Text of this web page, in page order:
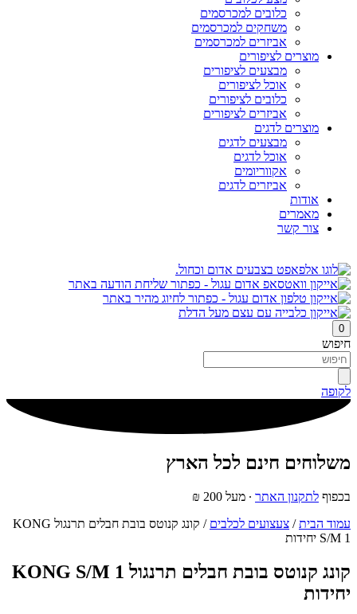
כלובים למכרסמים
משחקים למכרסמים
אביזרים למכרסמים
מוצרים לציפורים
מבצעים לציפורים
אוכל לציפורים
כלובים לציפורים
אביזרים לציפורים
מוצרים לדגים
מבצעים לדגים
אוכל לדגים
אקווריומים
אביזרים לדגים
אודות
מאמרים
צור קשר
0
חיפוש
לקופה
משלוחים חינם לכל הארץ
בכפוף לתקנון האתר ∙ מעל 200 ₪
עמוד הבית/ צעצועים לכלבים
/ קונג קנוטס בובת חבלים תרנגול KONG
S/M 1 יחידות
קונג קנוטס בובת חבלים תרנגול KONG S/M 1
יחידות